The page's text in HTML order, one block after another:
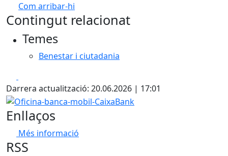
Com arribar-hi
+
Contingut relacionat
Temes
Benestar i ciutadania
Darrera actualització: 20.06.2026 | 17:01
Oficina-banca-mobil-CaixaBank
Enllaços
Més informació
RSS